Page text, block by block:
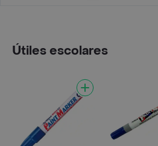
Útiles escolares